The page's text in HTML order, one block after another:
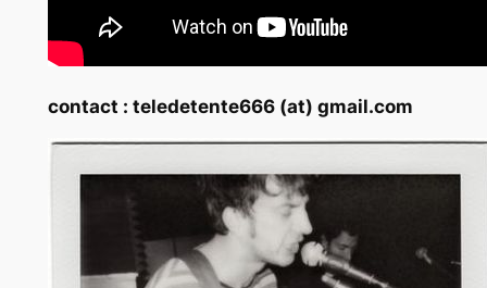
contact : teledetente666 (at) gmail.com